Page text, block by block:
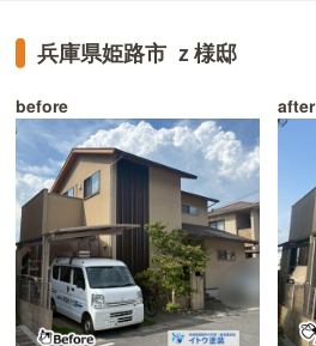
兵庫県姫路市 ｚ様邸
before after